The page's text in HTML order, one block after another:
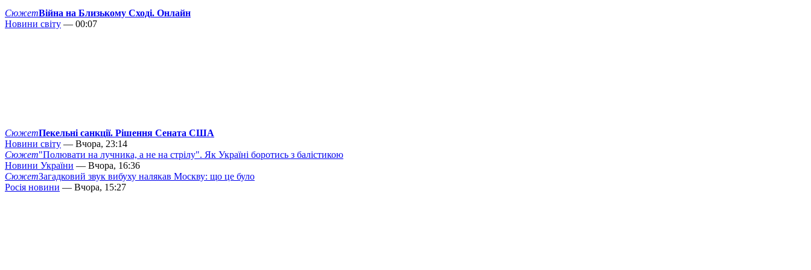
СюжетВійна на Близькому Сході. Онлайн
Новини світу — 00:07
СюжетПекельні санкції. Рішення Сената США
Новини світу — Вчора, 23:14
Сюжет"Полювати на лучника, а не на стрілу". Як Україні боротись з балістикою
Новини України — Вчора, 16:36
СюжетЗагадковий звук вибуху налякав Москву: що це було
Росія новини — Вчора, 15:27